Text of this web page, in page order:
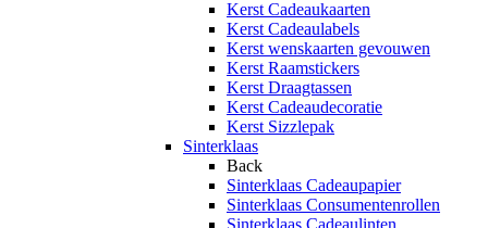
Kerst Cadeaukaarten
Kerst Cadeaulabels
Kerst wenskaarten gevouwen
Kerst Raamstickers
Kerst Draagtassen
Kerst Cadeaudecoratie
Kerst Sizzlepak
Sinterklaas
Back
Sinterklaas Cadeaupapier
Sinterklaas Consumentenrollen
Sinterklaas Cadeaulinten